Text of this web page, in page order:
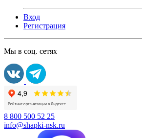
Вход
Регистрация
Мы в соц. сетях
8 800 500 52 25
info@shapki-nsk.ru